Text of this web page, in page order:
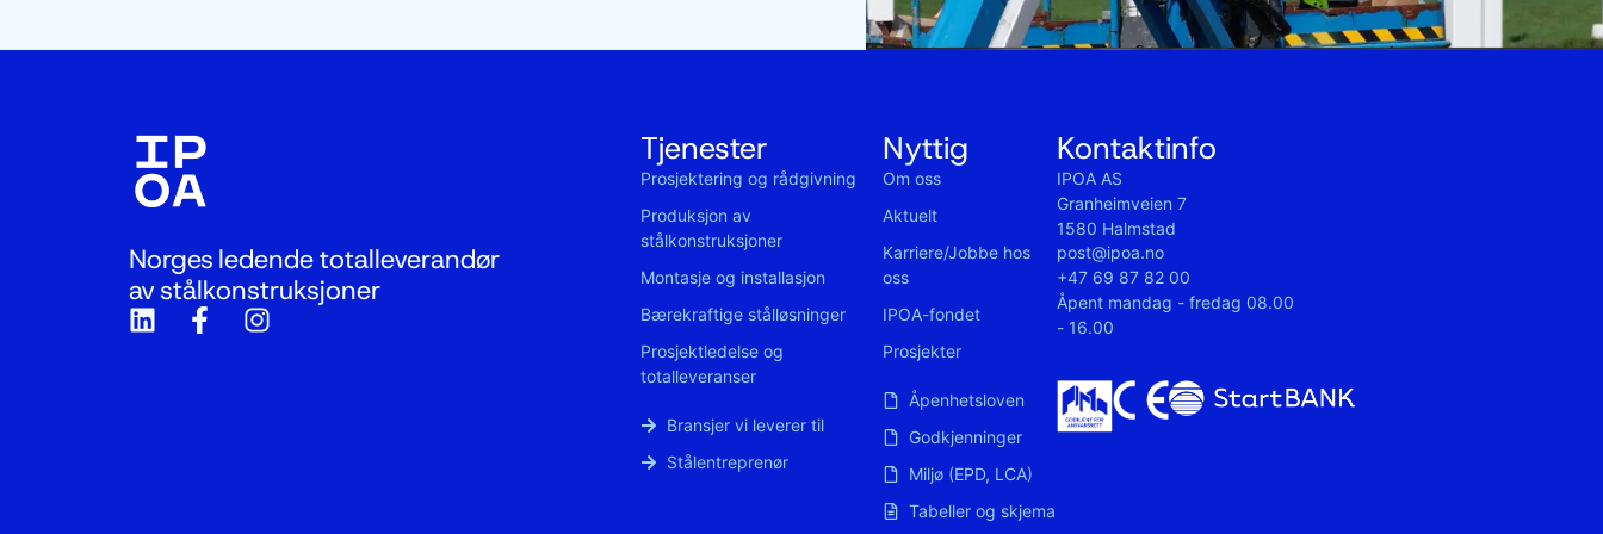
Norges ledende totalleverandør
av stålkonstruksjoner
Tjenester
Prosjektering og rådgivning
Produksjon av
stålkonstruksjoner
Montasje og installasjon
Bærekraftige stålløsninger
Prosjektledelse og
totalleveranser
Bransjer vi leverer til
Stålentreprenør
Nyttig
Om oss
Aktuelt
Karriere/Jobbe hos
oss
IPOA-fondet
Prosjekter
Åpenhetsloven
Godkjenninger
Miljø (EPD, LCA)
Tabeller og skjema
Kontaktinfo
IPOA AS
Granheimveien 7
1580 Halmstad
post@ipoa.no
+47 69 87 82 00
Åpent mandag - fredag 08.00
- 16.00